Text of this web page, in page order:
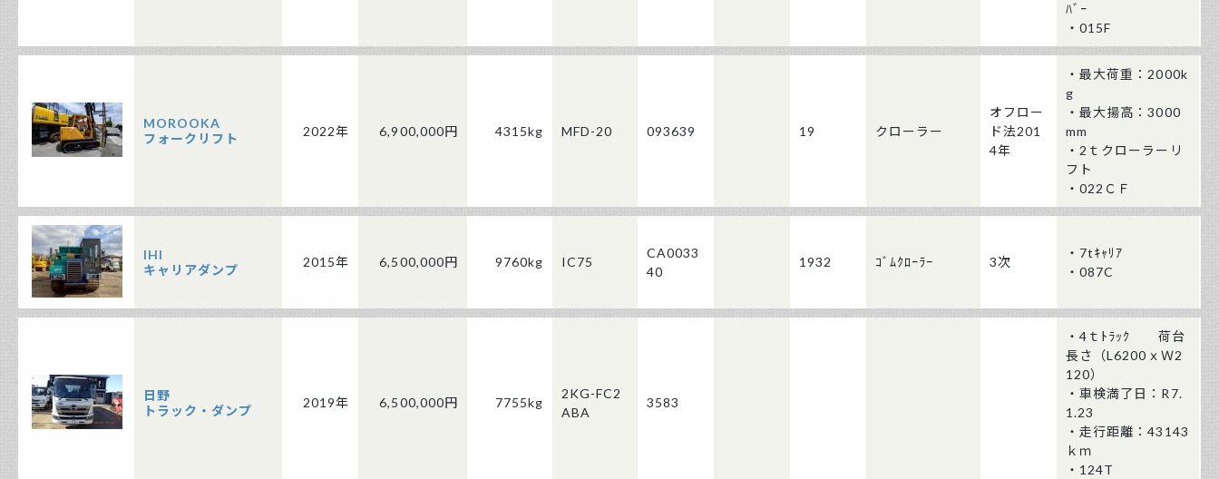
ﾊﾞｰ
・015F
MOROOKA
フォークリフト
2022年 6,900,000円 4315kg MFD-20 093639 19 クローラー
オフロー
ド法201
4年
・最大荷重：2000k
g
・最大揚高：3000
mm
・2ｔクローラーリ
フト
・022ＣＦ
IHI
キャリアダンプ
2015年 6,500,000円 9760kg IC75
CA0033
40
1932 ｺﾞﾑｸﾛｰﾗｰ 3次
・7tｷｬﾘｱ
・087C
日野
トラック・ダンプ
2019年 6,500,000円 7755kg
2KG-FC2
ABA
3583
・4ｔﾄﾗｯｸ 荷台
長さ（L6200ｘＷ2
120）
・車検満了日：R7.
1.23
・走行距離：43143
ｋｍ
・124T